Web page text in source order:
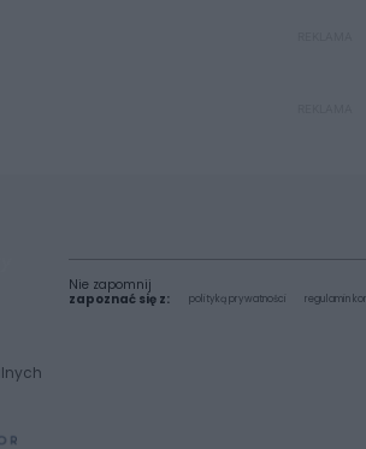
Nie zapomnij
zapoznać się z:
polityką prywatności regulamin